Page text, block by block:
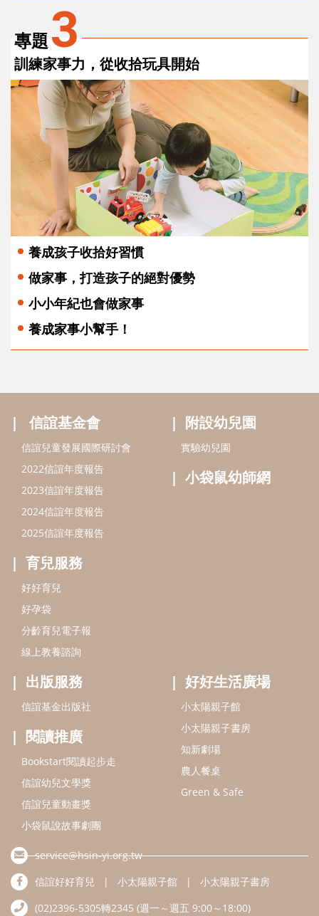
專題3
訓練家事力，從收拾玩具開始
養成孩子收拾好習慣
做家事，打造孩子的絕對優勢
小小年紀也會做家事
養成家事小幫手！
信誼基金會
信誼兒童發展國際研討會
2022信誼年度報告
2023信誼年度報告
2024信誼年度報告
2025信誼年度報告
育兒服務
好好育兒
好孕袋
分齡育兒電子報
線上教養諮詢
附設幼兒園
實驗幼兒園
小袋鼠幼師網
出版服務
信誼基金出版社
閱讀推廣
Bookstart閱讀起步走
信誼幼兒文學獎
信誼兒童動畫獎
小袋鼠說故事劇團
好好生活廣場
小太陽親子館
小太陽親子書房
知新劇場
農人餐桌
Green & Safe
service@hsin-yi.org.tw
信誼好好育兒
小太陽親子館
小太陽親子書房
(02)2396-5305轉2345 (週一～週五 9:00～18:00)